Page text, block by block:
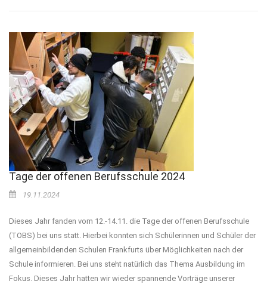
Tage der offenen Berufsschule 2024
19.11.2024
Dieses Jahr fanden vom 12.-14.11. die Tage der offenen Berufsschule
(TOBS) bei uns statt. Hierbei konnten sich Schülerinnen und Schüler der
allgemeinbildenden Schulen Frankfurts über Möglichkeiten nach der
Schule informieren. Bei uns steht natürlich das Thema Ausbildung im
Fokus. Dieses Jahr hatten wir wieder spannende Vorträge unserer